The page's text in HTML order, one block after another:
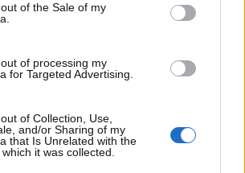
of the Sale of my
of processing my
for Targeted Advertising.
of Collection, Use,
and/or Sharing of my
that Is Unrelated with the
it was collected.
Maserati spostata da Torino a
c’è l’annuncio ufficiale –